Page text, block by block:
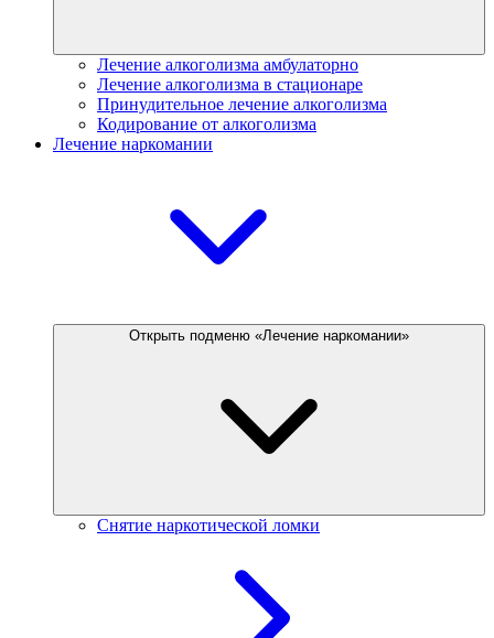
Лечение алкоголизма амбулаторно
Лечение алкоголизма в стационаре
Принудительное лечение алкоголизма
Кодирование от алкоголизма
Лечение наркомании
Открыть подменю «Лечение наркомании»
Снятие наркотической ломки